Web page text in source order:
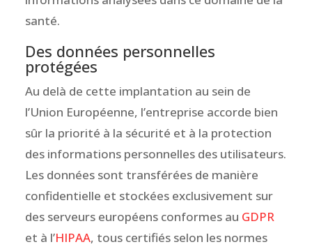
santé.
Des données personnelles
protégées
Au delà de cette implantation au sein de
l’Union Européenne, l’entreprise accorde bien
sûr la priorité à la sécurité et à la protection
des informations personnelles des utilisateurs.
Les données sont transférées de manière
confidentielle et stockées exclusivement sur
des serveurs européens conformes au GDPR
et à l’HIPAA, tous certifiés selon les normes